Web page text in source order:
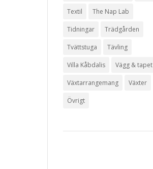
Textil The Nap Lab
Tidningar Trädgården
Tvättstuga Tävling
Villa Kåbdalis Vägg & tapet
Växtarrangemang Växter
Övrigt